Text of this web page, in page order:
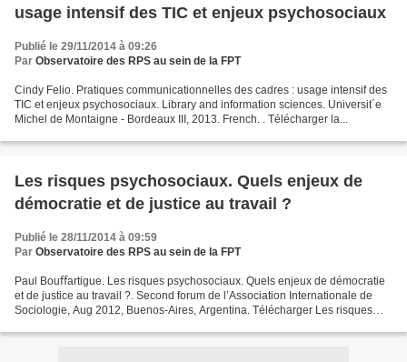
usage intensif des TIC et enjeux psychosociaux
Publié le 29/11/2014 à 09:26
Par Observatoire des RPS au sein de la FPT
Cindy Felio. Pratiques communicationnelles des cadres : usage intensif des
TIC et enjeux psychosociaux. Library and information sciences. Universit´e
Michel de Montaigne - Bordeaux III, 2013. French.
Télécharger la...
Les risques psychosociaux. Quels enjeux de
démocratie et de justice au travail ?
Publié le 28/11/2014 à 09:59
Par Observatoire des RPS au sein de la FPT
Paul Bouﬀartigue. Les risques psychosociaux. Quels enjeux de démocratie
et de justice au travail ?. Second forum de l’Association Internationale de
Sociologie, Aug 2012, Buenos-Aires, Argentina. Télécharger Les risques